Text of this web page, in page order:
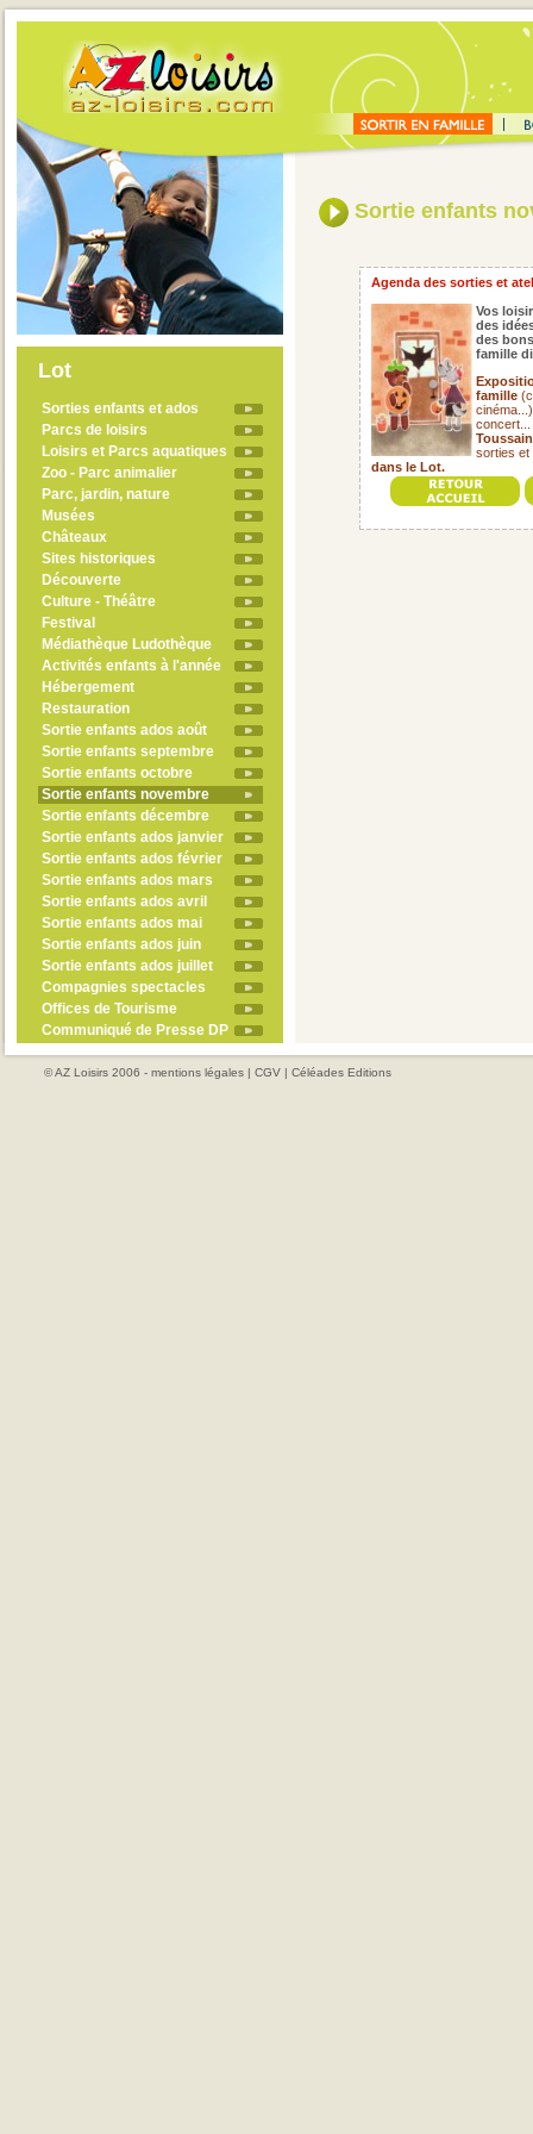
Lot
Sorties enfants et ados
Parcs de loisirs
Loisirs et Parcs aquatiques
Zoo - Parc animalier
Parc, jardin, nature
Musées
Châteaux
Sites historiques
Découverte
Culture - Théâtre
Festival
Médiathèque Ludothèque
Activités enfants à l'année
Hébergement
Restauration
Sortie enfants ados août
Sortie enfants septembre
Sortie enfants octobre
Sortie enfants novembre
Sortie enfants décembre
Sortie enfants ados janvier
Sortie enfants ados février
Sortie enfants ados mars
Sortie enfants ados avril
Sortie enfants ados mai
Sortie enfants ados juin
Sortie enfants ados juillet
Compagnies spectacles
Offices de Tourisme
Communiqué de Presse DP
Sortie enfants
Agenda des sorties et
Vos
des
des
famille
famille
concert...
sorties
dans le Lot.
© AZ Loisirs 2006 - mentions légales | CGV | Céléades Editions